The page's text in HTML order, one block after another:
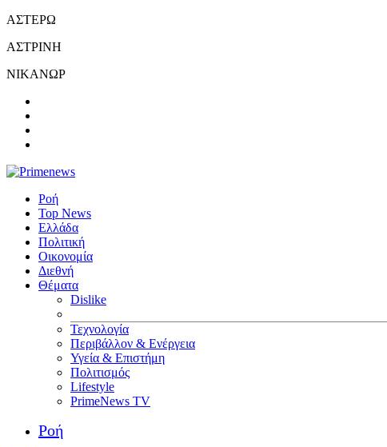
ΑΣΤΕΡΩ
ΑΣΤΡΙΝΗ
ΝΙΚΑΝΩΡ
Ροή
Top News
Ελλάδα
Πολιτική
Οικονομία
Διεθνή
Θέματα
Dislike
Τεχνολογία
Περιβάλλον & Ενέργεια
Υγεία & Επιστήμη
Πολιτισμός
Lifestyle
PrimeNews TV
Ροή